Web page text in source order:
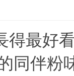
得最好
同伴粉